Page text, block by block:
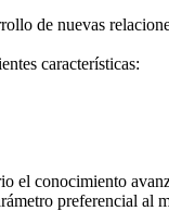
de nuevas
características:
el conocimiento
preferencial al